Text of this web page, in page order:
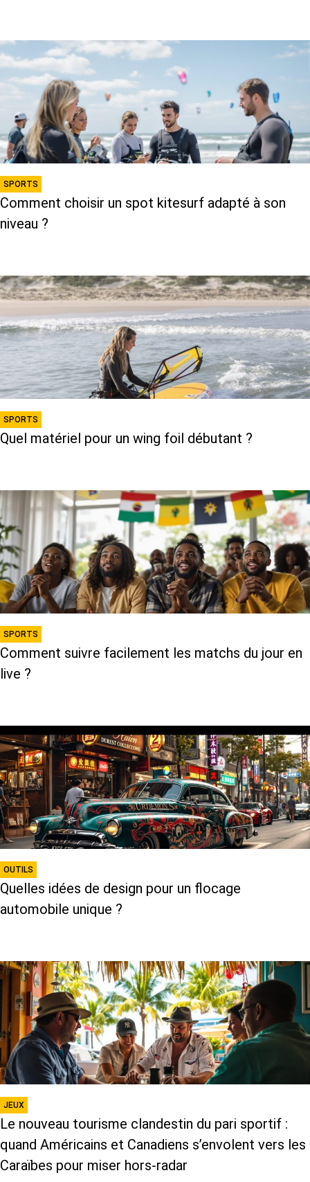
SPORTS
Comment choisir un spot kitesurf adapté à son
niveau ?
SPORTS
Quel matériel pour un wing foil débutant ?
SPORTS
Comment suivre facilement les matchs du jour en
live ?
OUTILS
Quelles idées de design pour un flocage
automobile unique ?
JEUX
Le nouveau tourisme clandestin du pari sportif :
quand Américains et Canadiens s’envolent vers les
Caraïbes pour miser hors-radar